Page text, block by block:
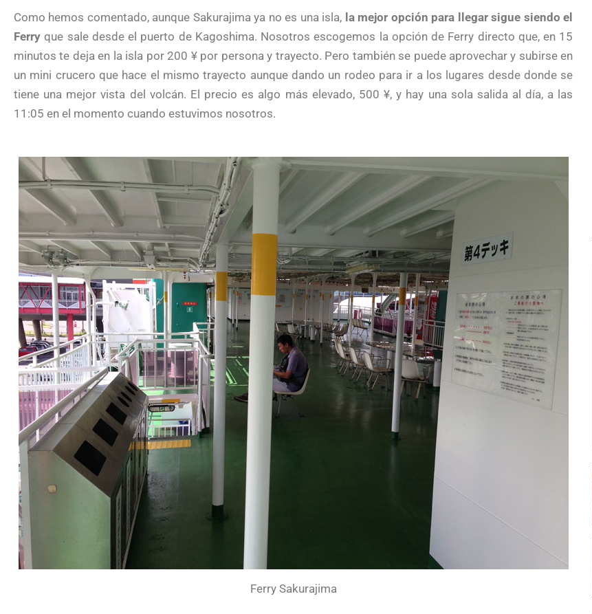
Como hemos comentado, aunque Sakurajima ya no es una isla, la mejor opción para llegar sigue siendo el
Ferry que sale desde el puerto de Kagoshima. Nosotros escogemos la opción de Ferry directo que, en 15
minutos te deja en la isla por 200 ¥ por persona y trayecto. Pero también se puede aprovechar y subirse en
un mini crucero que hace el mismo trayecto aunque dando un rodeo para ir a los lugares desde donde se
tiene una mejor vista del volcán. El precio es algo más elevado, 500 ¥, y hay una sola salida al día, a las
11:05 en el momento cuando estuvimos nosotros.
Ferry Sakurajima